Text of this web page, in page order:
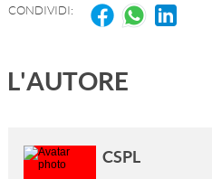
CONDIVIDI:
L'AUTORE
CSPL